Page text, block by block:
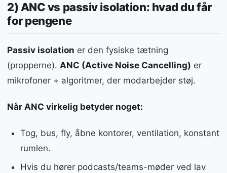
2) ANC vs passiv isolation: hvad du får
for pengene
Passiv isolation er den fysiske tætning
(propperne). ANC (Active Noise Cancelling) er
mikrofoner + algoritmer, der modarbejder støj.
Når ANC virkelig betyder noget:
Tog, bus, fly, åbne kontorer, ventilation, konstant
rumlen.
Hvis du hører podcasts/teams-møder ved lav